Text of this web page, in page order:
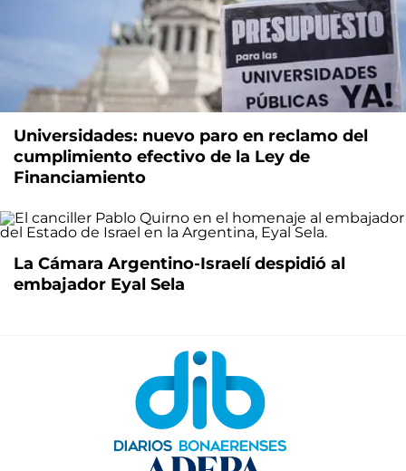
Universidades: nuevo paro en reclamo del
cumplimiento efectivo de la Ley de
Financiamiento
La Cámara Argentino-Israelí despidió al
embajador Eyal Sela